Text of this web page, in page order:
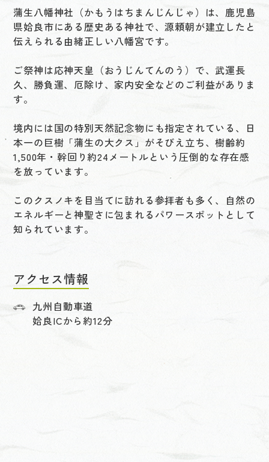
蒲生八幡神社（かもうはちまんじんじゃ）は、鹿児島
県姶良市にある歴史ある神社で、源頼朝が建立したと
伝えられる由緒正しい八幡宮です。
ご祭神は応神天皇（おうじんてんのう）で、武運長
久、勝負運、厄除け、家内安全などのご利益がありま
す。
境内には国の特別天然記念物にも指定されている、日
本一の巨樹「蒲生の大クス」がそびえ立ち、樹齢約
1,500年・幹回り約24メートルという圧倒的な存在感
を放っています。
このクスノキを目当てに訪れる参拝者も多く、自然の
エネルギーと神聖さに包まれるパワースポットとして
知られています。
アクセス情報
九州自動車道
姶良ICから約12分